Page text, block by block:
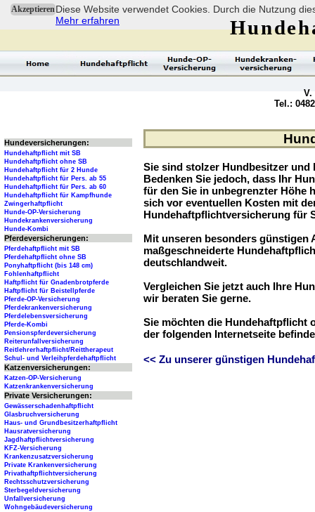
AkzeptierenDiese Website verwendet Cookies. Durch die Nutzung
Mehr erfahren
Sie sind stolzer Hundbesitzer und
Bedenken Sie jedoch, dass Ihr
für den Sie in unbegrenzter Höhe
sich vor eventuellen Kosten mit
Hundehaftpflichtversicherung für
Mit unseren besonders günstigen
maßgeschneiderte
deutschlandweit.
Vergleichen Sie jetzt auch Ihre
wir beraten Sie gerne.
Sie möchten die Hundehaftpflicht
der folgenden Internetseite
<< Zu unserer günstigen
V.
Tel.:
Hundeversicherungen:
Hundehaftpflicht mit SB
Hundehaftpflicht ohne SB
Hundehaftpflicht für 2 Hunde
Hundehaftpflicht für Pers. ab 55
Hundehaftpflicht für Pers. ab 60
Hundehaftpflicht für Kampfhunde
Zwingerhaftpflicht
Hunde-OP-Versicherung
Hundekrankenversicherung
Hunde-Kombi
Pferdeversicherungen:
Pferdehaftpflicht mit SB
Pferdehaftpflicht ohne SB
Ponyhaftpflicht (bis 148 cm)
Fohlenhaftpflicht
Haftpflicht für Gnadenbrotpferde
Haftpflicht für Beistellpferde
Pferde-OP-Versicherung
Pferdekrankenversicherung
Pferdelebensversicherung
Pferde-Kombi
Pensionspferdeversicherung
Reiterunfallversicherung
Reitlehrerhaftpflicht/Reittherapeut
Schul- und Verleihpferdehaftpflicht
Katzenversicherungen:
Katzen-OP-Versicherung
Katzenkrankenversicherung
Private Versicherungen:
Gewässerschadenhaftpflicht
Glasbruchversicherung
Haus- und Grundbesitzerhaftpflicht
Hausratversicherung
Jagdhaftpflichtversicherung
KFZ-Versicherung
Krankenzusatzversicherung
Private Krankenversicherung
Privathaftpflichtversicherung
Rechtsschutzversicherung
Sterbegeldversicherung
Unfallversicherung
Wohngebäudeversicherung